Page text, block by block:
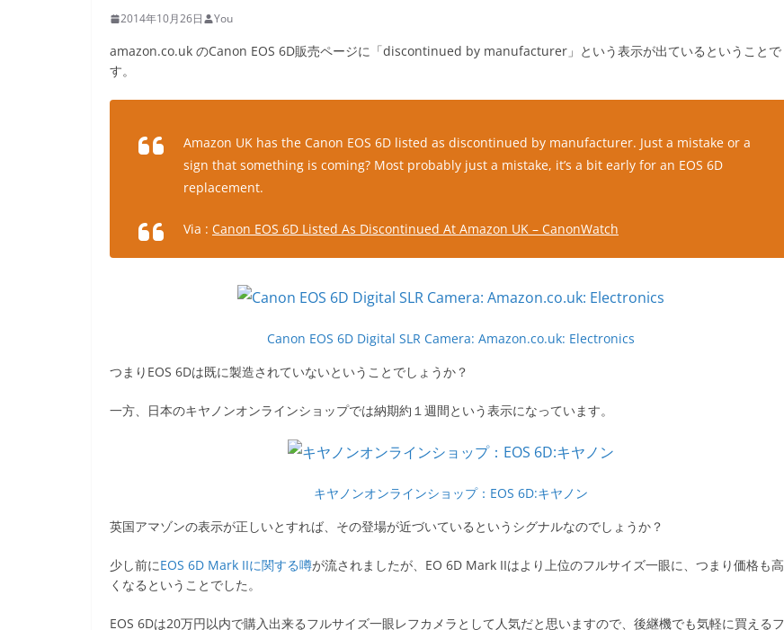
2014年10月26日 You
amazon.co.uk のCanon EOS 6D販売ページに「discontinued by manufacturer」という表示が出ているということで
す。
Amazon UK has the Canon EOS 6D listed as discontinued by manufacturer. Just a mistake or a
sign that something is coming? Most probably just a mistake, it’s a bit early for an EOS 6D
replacement.
Via : Canon EOS 6D Listed As Discontinued At Amazon UK – CanonWatch
Canon EOS 6D Digital SLR Camera: Amazon.co.uk: Electronics
つまりEOS 6Dは既に製造されていないということでしょうか？
一方、日本のキヤノンオンラインショップでは納期約１週間という表示になっています。
キヤノンオンラインショップ：EOS 6D:キヤノン
英国アマゾンの表示が正しいとすれば、その登場が近づいているというシグナルなのでしょうか？
少し前にEOS 6D Mark IIに関する噂が流されましたが、EO 6D Mark IIはより上位のフルサイズ一眼に、つまり価格も高
くなるということでした。
EOS 6Dは20万円以内で購入出来るフルサイズ一眼レフカメラとして人気だと思いますので、後継機でも気軽に買えるフ